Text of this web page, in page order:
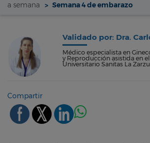
a semana
Semana 4 de embarazo
Validado por: Dra.
Médico especialista en
y Reproducción asistida en
Universitario Sanitas La
Compartir